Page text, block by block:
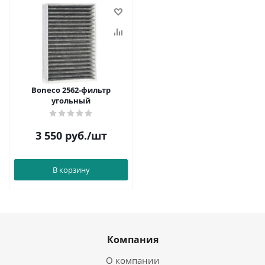
Boneco 2562-фильтр
угольный
3 550руб./шт
В корзину
Компания
О компании